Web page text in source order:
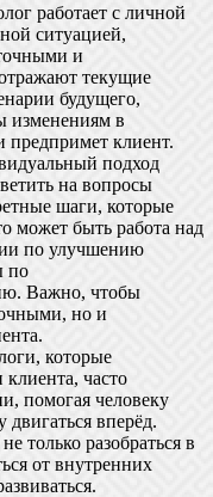
работает с личной
ситуацией,
и
текущие
будущего,
изменениям в
предпримет клиент.
подход
на вопросы
шаги, которые
может быть работа над
по улучшению
по
Важно, чтобы
но и
которые
часто
помогая человеку
вперёд.
только разобраться в
от внутренних